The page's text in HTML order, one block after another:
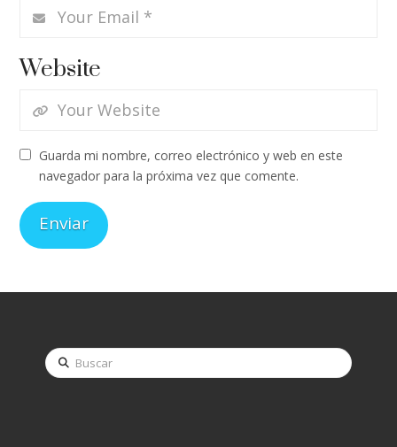
Website
Guarda mi nombre, correo electrónico y web en este
navegador para la próxima vez que comente.
Buscar